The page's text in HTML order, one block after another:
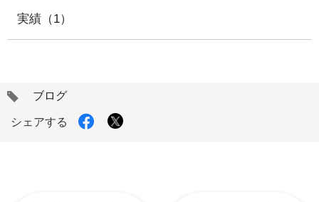
実績（1）
タ
ブログ
シェアする
Facebook
X